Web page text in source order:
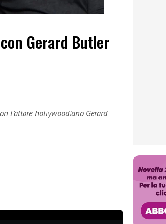
Gerard Butler
l’attore hollywoodiano Gerard